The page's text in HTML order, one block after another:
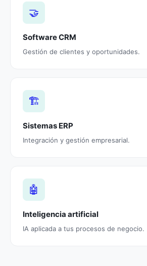
🤝
Software CRM
Gestión de clientes y oportunidades.
🏗️
Sistemas ERP
Integración y gestión empresarial.
🤖
Inteligencia artificial
IA aplicada a tus procesos de negocio.